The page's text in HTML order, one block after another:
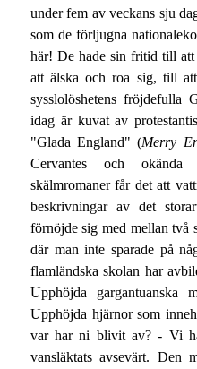
under fem av veckans sju
som de förljugna
här! De hade sin fritid till
att älska och roa sig, till
sysslolöshetens fröjdefulla
idag är kuvat av
"Glada England" (Merry
Cervantes och
skälmromaner får det att
beskrivningar av det
förnöjde sig med mellan två
där man inte sparade på
flamländska skolan har
Upphöjda
Upphöjda hjärnor som
var har ni blivit av? - Vi
vansläktats avsevärt. Den